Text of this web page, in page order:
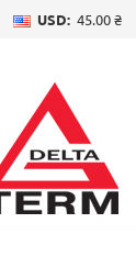
USD: 45.00 ₴